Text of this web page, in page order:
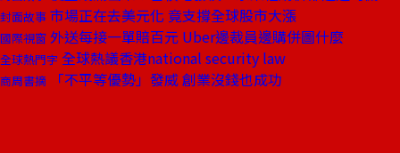
封面故事 市場正在去美元化 竟支撐全球股市大漲
國際視窗 外送每接一單賠百元 Uber邊裁員邊購併圖什麼
全球熱門字 全球熱議香港national security law
商周書摘 「不平等優勢」發威 創業沒錢也成功